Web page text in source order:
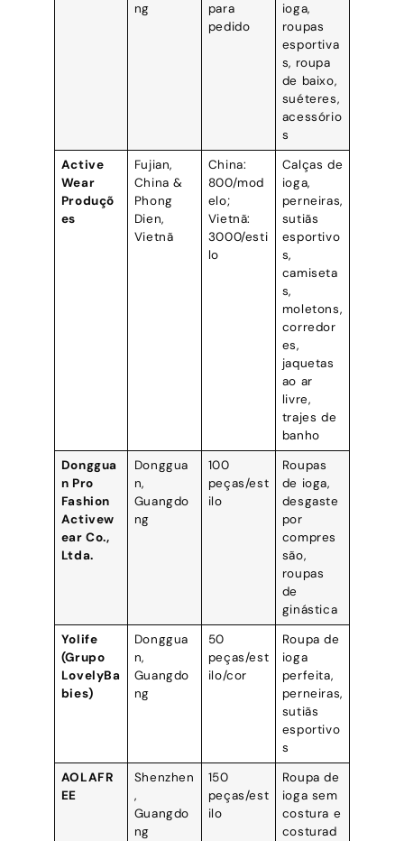
ng
para
pedido
ioga,
roupas
esportiva
s, roupa
de baixo,
suéteres,
acessório
s
Active
Wear
Produçõ
es
Fujian,
China &
Phong
Dien,
Vietnã
China:
800/mod
elo;
Vietnã:
3000/esti
lo
Calças de
ioga,
perneiras,
sutiãs
esportivo
s,
camiseta
s,
moletons,
corredor
es,
jaquetas
ao ar
livre,
trajes de
banho
Donggua
n Pro
Fashion
Activew
ear Co.,
Ltda.
Donggua
n,
Guangdo
ng
100
peças/est
ilo
Roupas
de ioga,
desgaste
por
compres
são,
roupas
de
ginástica
Yolife
(Grupo
LovelyBa
bies)
Donggua
n,
Guangdo
ng
50
peças/est
ilo/cor
Roupa de
ioga
perfeita,
perneiras,
sutiãs
esportivo
s
AOLAFR
EE
Shenzhen
,
Guangdo
ng
150
peças/est
ilo
Roupa de
ioga sem
costura e
costurad